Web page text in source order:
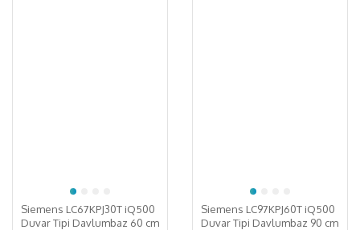
Siemens LC67KPJ30T iQ500
Duvar Tipi Davlumbaz 60 cm
Siemens LC97KPJ60T iQ500
Duvar Tipi Davlumbaz 90 cm